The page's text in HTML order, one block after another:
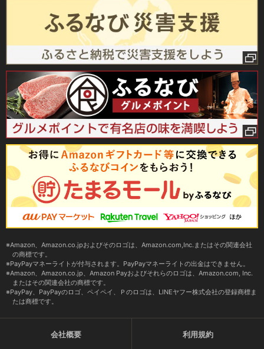
Amazon、Amazon.co.jpおよびそのロゴは、Amazon.com,Inc.またはその関連会社
の商標です。
PayPayマネーライトが付与されます。PayPayマネーライトの出金はできません。
Amazon、Amazon.co.jp、Amazon Payおよびそれらのロゴは、Amazon.com, Inc.
またはその関連会社の商標です。
PayPay、PayPayのロゴ、ペイペイ、Ｐのロゴは、LINEヤフー株式会社の登録商標ま
たは商標です。
会社概要 利用規約